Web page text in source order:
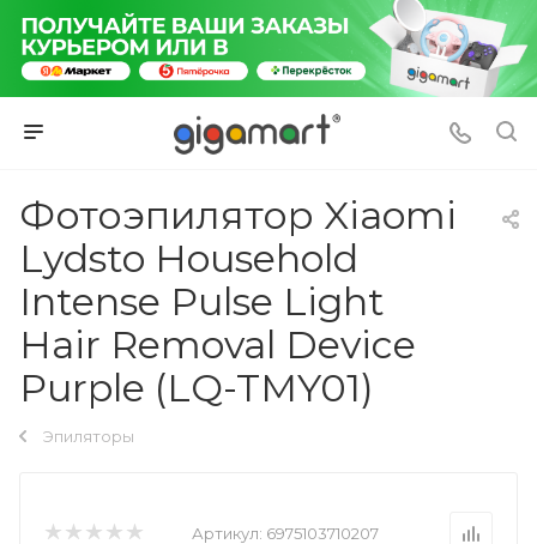
Фотоэпилятор Xiaomi
Lydsto Household
Intense Pulse Light
Hair Removal Device
Purple (LQ-TMY01)
Эпиляторы
Артикул: 6975103710207